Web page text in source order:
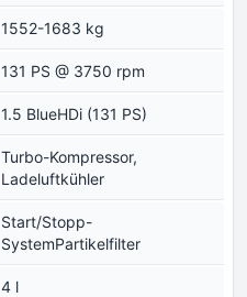
1552-1683 kg
131 PS @ 3750 rpm
1.5 BlueHDi (131 PS)
Turbo-Kompressor,
Ladeluftkühler
Start/Stopp-
SystemPartikelfilter
4 l